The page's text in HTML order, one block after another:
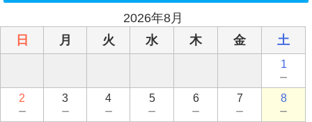
2026年8月
日
月 火 水 木 金 土
1
－
2
－
3
－
4
－
5
－
6
－
7
－
8
－